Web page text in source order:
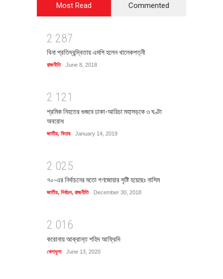
Most Read Commented
2 287
বিনা প্রতিদ্বন্দ্বিতায় এমপি হলেন খালেকপত্নী
রাজনীতি June 8, 2018
2 1 21
শ্রমিক নিহতের গুজবে ঢাকা-আরিচা মহাসড়কে ৩ ঘণ্টা
অবরোধ
জাতীয়, ফিচার January 14, 2019
2 025
৭০-এর নির্বাচনের মতো গণজোয়ার সৃষ্টি হয়েছেঃ নাসিম
জাতীয়, নির্বাচন, রাজনীতি December 30, 2018
2 01 6
করোনায় আক্রান্ত শহিদ আফ্রিদি
খেলাধুলা June 13, 2020